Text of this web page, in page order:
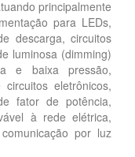
principalmente
para LEDs,
descarga, circuitos
luminosa (dimming)
e baixa pressão,
eletrônicos,
fator de potência,
à rede elétrica,
por luz